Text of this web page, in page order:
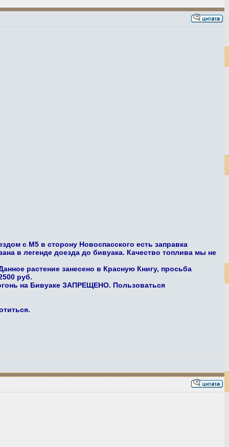
с М5 в сторону Новоспасского есть заправка
в легенде доезда до бивуака. Качество топлива мы не
растение занесено в Красную Книгу, просьба
руб.
на Бивуаке ЗАПРЕЩЕНО. Пользоваться